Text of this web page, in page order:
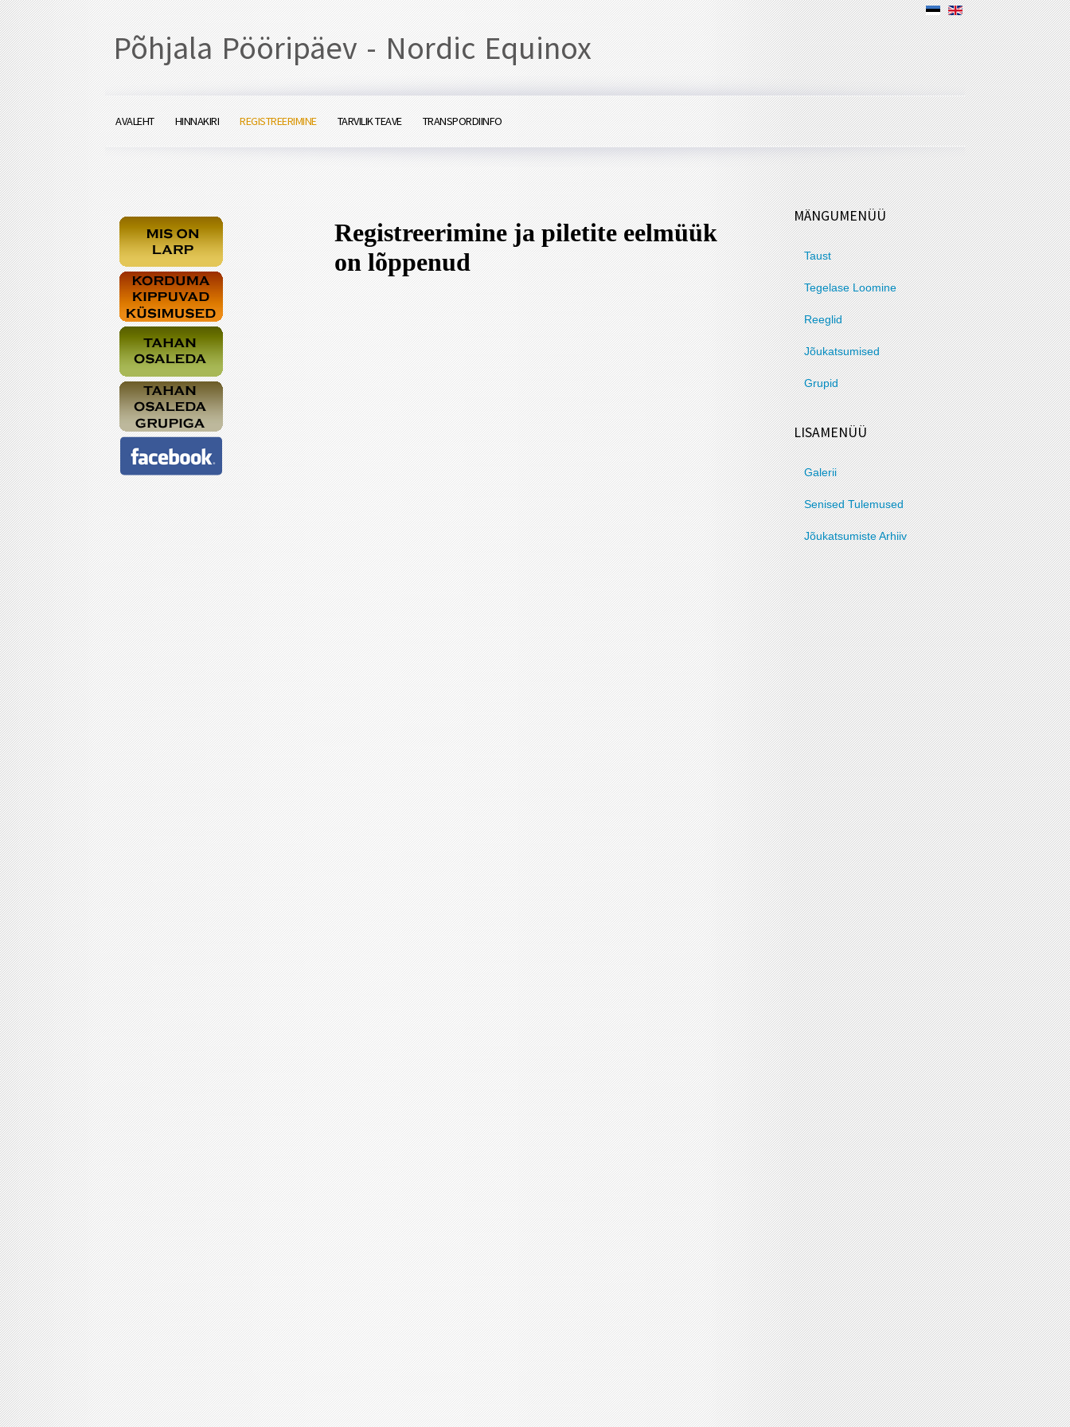
Põhjala Pööripäev - Nordic Equinox
AVALEHT HINNAKIRI REGISTREERIMINE TARVILIK TEAVE TRANSPORDIINFO
MÄNGUMENÜÜ
Taust
Tegelase Loomine
Reeglid
Jõukatsumised
Grupid
LISAMENÜÜ
Galerii
Senised Tulemused
Jõukatsumiste Arhiiv